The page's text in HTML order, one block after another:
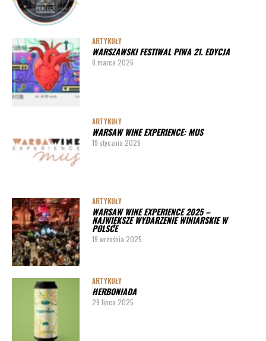
ARTYKUŁY
WARSZAWSKI FESTIWAL PIWA 21. EDYCJA
8 marca 2026
ARTYKUŁY
WARSAW WINE EXPERIENCE: MUS
19 stycznia 2026
ARTYKUŁY
WARSAW WINE EXPERIENCE 2025 –
NAJWIĘKSZE WYDARZENIE WINIARSKIE W
POLSCE
19 września 2025
ARTYKUŁY
HERBONIADA
29 lipca 2025